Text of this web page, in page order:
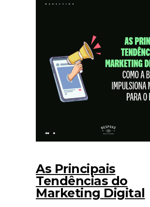
As Principais
Tendências do
Marketing Digital